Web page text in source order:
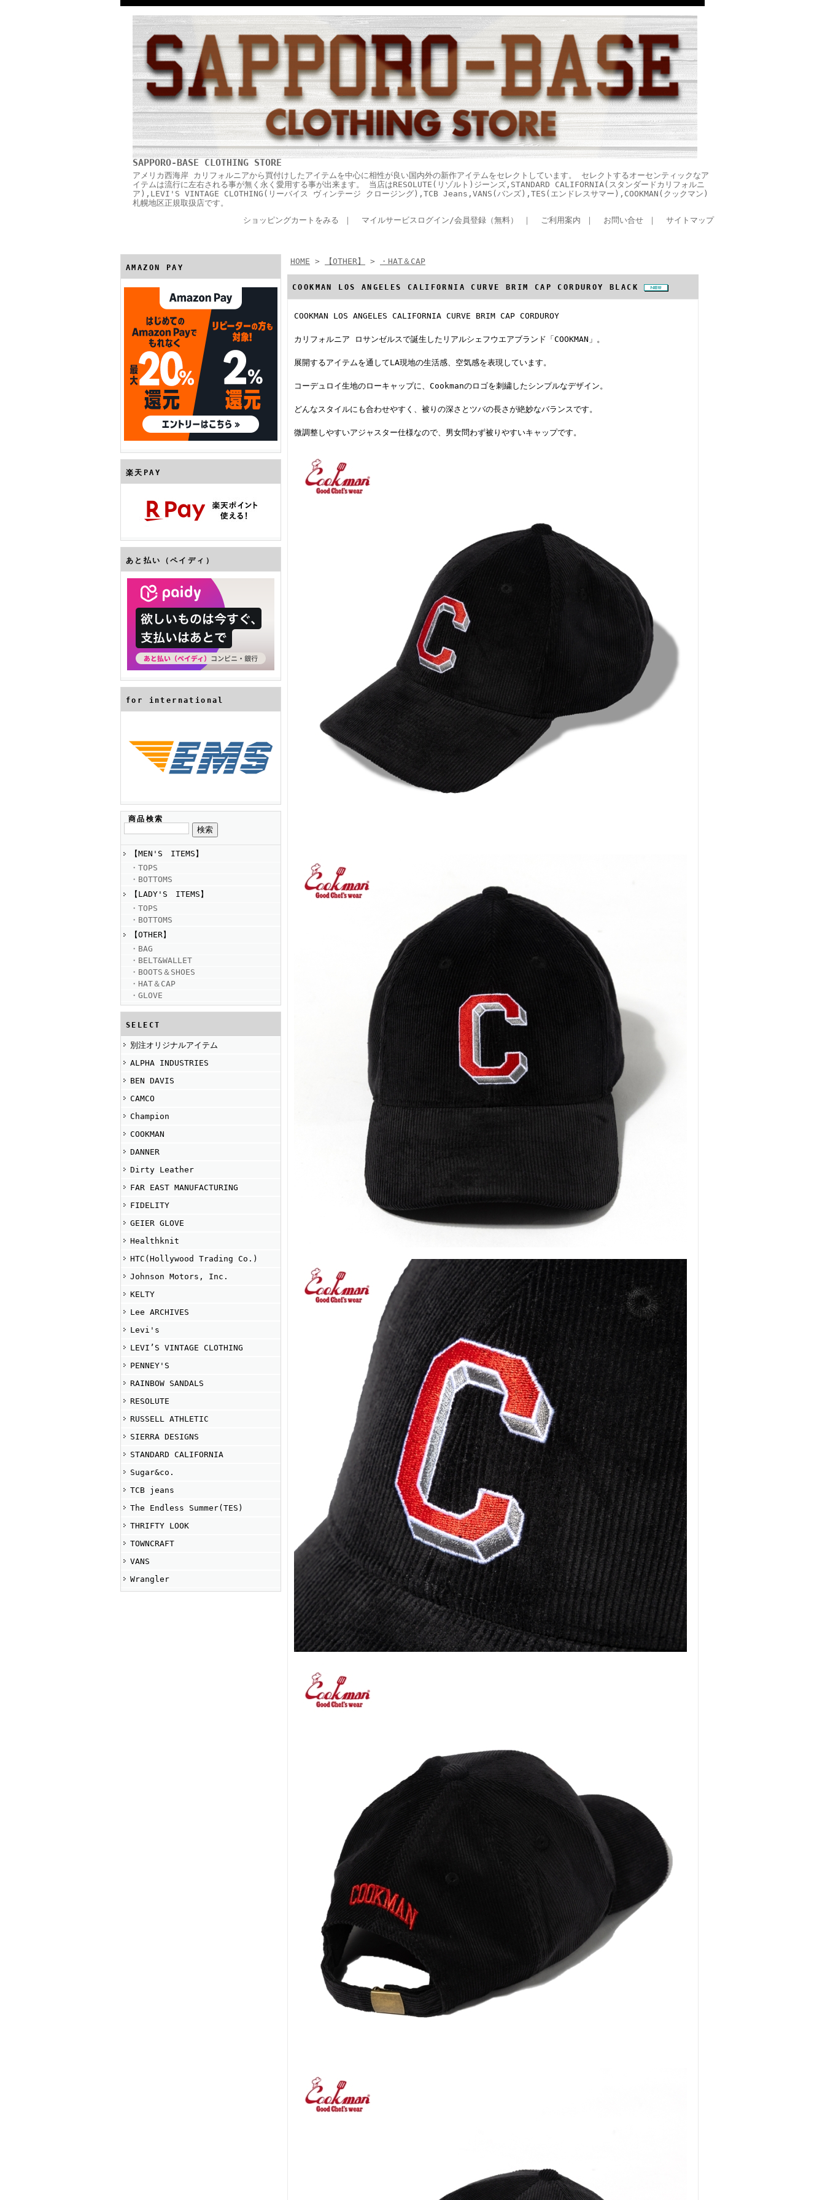
SAPPORO-BASE CLOTHING STORE
アメリカ西海岸 カリフォルニアから買付けしたアイテムを中心に相性が良い国内外の新作アイテムをセレクトしています。 セレクトするオーセンティックなア
イテムは流行に左右される事が無く永く愛用する事が出来ます。 当店はRESOLUTE(リゾルト)ジーンズ,STANDARD CALIFORNIA(スタンダードカリフォルニ
ア),LEVI'S VINTAGE CLOTHING(リーバイス ヴィンテージ クロージング),TCB Jeans,VANS(バンズ),TES(エンドレスサマー),COOKMAN(クックマン)
札幌地区正規取扱店です。
ショッピングカートをみる ｜ マイルサービスログイン/会員登録（無料） ｜ ご利用案内 ｜ お問い合せ ｜ サイトマップ
AMAZON PAY
楽天PAY
あと払い（ペイディ）
for international
商品検索
【MEN'S ITEMS】
・TOPS
・BOTTOMS
【LADY'S ITEMS】
・TOPS
・BOTTOMS
【OTHER】
・BAG
・BELT&WALLET
・BOOTS＆SHOES
・HAT＆CAP
・GLOVE
SELECT
別注オリジナルアイテム
ALPHA INDUSTRIES
BEN DAVIS
CAMCO
Champion
COOKMAN
DANNER
Dirty Leather
FAR EAST MANUFACTURING
FIDELITY
GEIER GLOVE
Healthknit
HTC(Hollywood Trading Co.)
Johnson Motors, Inc.
KELTY
Lee ARCHIVES
Levi's
LEVI’S VINTAGE CLOTHING
PENNEY'S
RAINBOW SANDALS
RESOLUTE
RUSSELL ATHLETIC
SIERRA DESIGNS
STANDARD CALIFORNIA
Sugar&co.
TCB jeans
The Endless Summer(TES)
THRIFTY LOOK
TOWNCRAFT
VANS
Wrangler
HOME > 【OTHER】 > ・HAT＆CAP
COOKMAN LOS ANGELES CALIFORNIA CURVE BRIM CAP CORDUROY BLACK
COOKMAN LOS ANGELES CALIFORNIA CURVE BRIM CAP CORDUROY
カリフォルニア ロサンゼルスで誕生したリアルシェフウエアブランド「COOKMAN」。
展開するアイテムを通してLA現地の生活感、空気感を表現しています。
コーデュロイ生地のローキャップに、Cookmanのロゴを刺繍したシンプルなデザイン。
どんなスタイルにも合わせやすく、被りの深さとツバの長さが絶妙なバランスです。
微調整しやすいアジャスター仕様なので、男女問わず被りやすいキャップです。